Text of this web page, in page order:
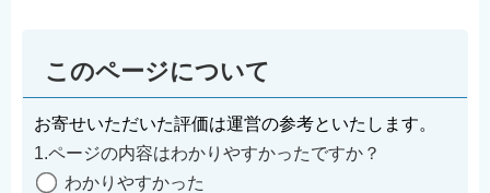
このページについて
お寄せいただいた評価は運営の参考といたします。
1.ページの内容はわかりやすかったですか？
わかりやすかった